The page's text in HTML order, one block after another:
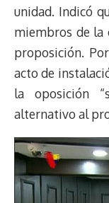
unidad. Indicó
miembros de la
proposición.
acto de
la oposición
alternativo al